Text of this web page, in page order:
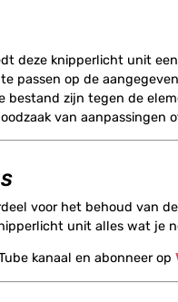
deze knipperlicht unit
passen op de
bestand zijn tegen de
van
voor het behoud van
unit alles wat je
kanaal en abonneer op